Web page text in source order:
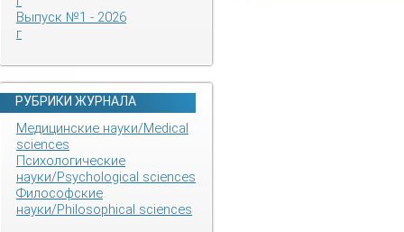
Выпуск №1 - 2026
г
РУБРИКИ ЖУРНАЛА
Медицинские науки/Medical
sciences
Психологические
науки/Psychological sciences
Философские
науки/Philosophical sciences